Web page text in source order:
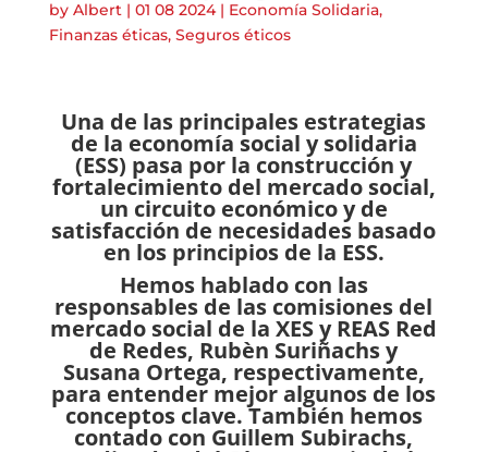
by Albert| 01 08 2024| Economía Solidaria,
Finanzas éticas, Seguros éticos
Una de las principales estrategias
de la economía social y solidaria
(ESS) pasa por la construcción y
fortalecimiento del mercado social,
un circuito económico y de
satisfacción de necesidades basado
en los principios de la ESS.
Hemos hablado con las
responsables de las comisiones del
mercado social de la XES y REAS Red
de Redes, Rubèn Suriñachs y
Susana Ortega, respectivamente,
para entender mejor algunos de los
conceptos clave. También hemos
contado con Guillem Subirachs,